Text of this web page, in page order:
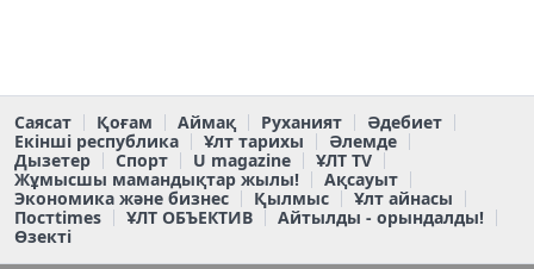
Саясат Қоғам Аймақ Руханият
Әдебиет
Екінші республика
Ұлт тарихы
Әлемде
Дызетер
Спорт U magazine
ҰЛТ TV
Жұмысшы мамандықтар жылы!
Ақсауыт
Экономика және бизнес
Қылмыс
Ұлт айнасы
Постtimes
ҰЛТ ОБЪЕКТИВ
Айтылды - орындалды!
Өзекті